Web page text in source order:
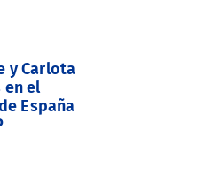
y Carlota
en el
España